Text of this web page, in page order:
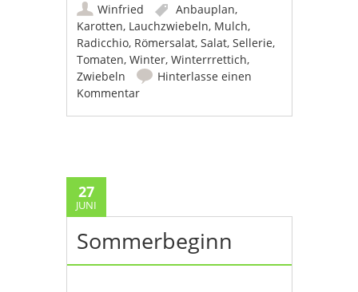
Winfried Anbauplan,
Karotten, Lauchzwiebeln, Mulch,
Radicchio, Römersalat,Salat,Sellerie,
Tomaten,Winter,Winterrrettich,
Zwiebeln
Hinterlasse einen
Kommentar
27
JUNI
Sommerbeginn